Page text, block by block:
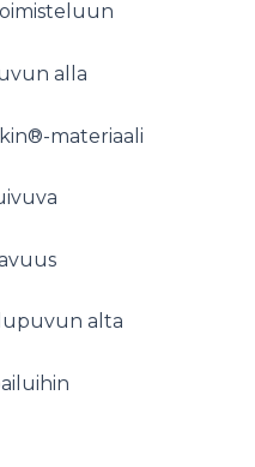
alla
materiaali
alta